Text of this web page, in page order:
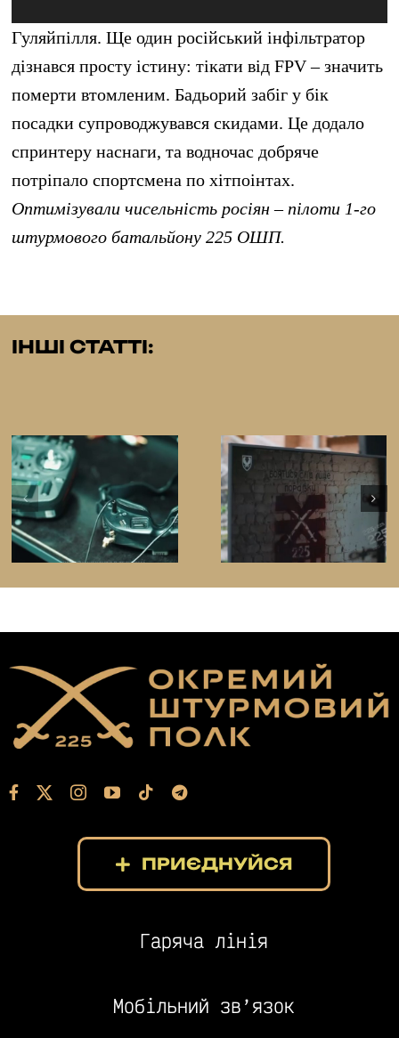
Гуляйпілля. Ще один російський інфільтратор
дізнався просту істину: тікати від FPV – значить
померти втомленим. Бадьорий забіг у бік
посадки супроводжувався скидами. Це додало
спринтеру наснаги, та водночас добряче
потріпало спортсмена по хітпоінтах.
Оптимізували чисельність росіян – пілоти 1-го
штурмового батальйону 225 ОШП.
ІНШІ СТАТТІ:
ПРИЄДНУЙСЯ
Гаряча лінія
Мобільний зв’язок